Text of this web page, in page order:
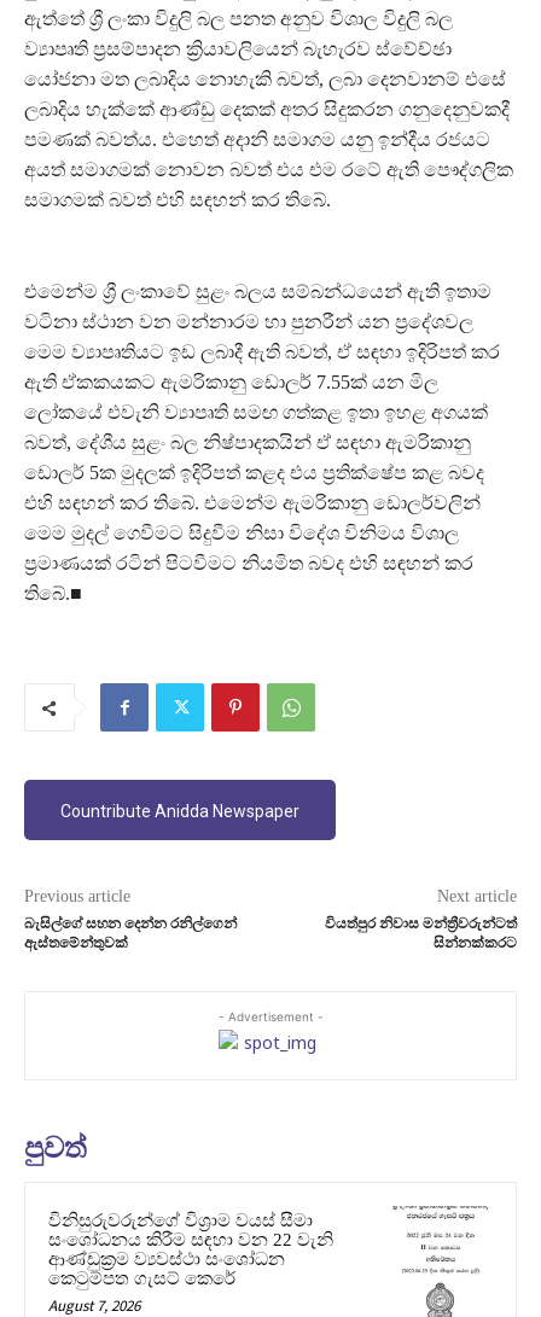
ඇත්තේ ශ්‍රී ලංකා විදුලි බල පනත අනුව විශාල විදුලි බල
ව්‍යාපෘති ප්‍රසම්පාදන ක්‍රියාවලියෙන් බැහැරව ස්වේච්ඡා
යෝජනා මත ලබාදිය නොහැකි බවත්, ලබා දෙනවානම් එසේ
ලබාදිය හැක්කේ ආණ්ඩු දෙකක් අතර සිදුකරන ගනුදෙනුවකදී
පමණක් බවත්ය. එහෙත් අදානි සමාගම යනු ඉන්දීය රජයට
අයත් සමාගමක් නොවන බවත් එය එම රටේ ඇති පෞද්ගලික
සමාගමක් බවත් එහි සඳහන් කර තිබේ.
එමෙන්ම ශ්‍රී ලංකාවේ සුළං බලය සම්බන්ධයෙන් ඇති ඉතාම
වටිනා ස්ථාන වන මන්නාරම හා පුනරීන් යන ප්‍රදේශවල
මෙම ව්‍යාපෘතියට ඉඩ ලබාදී ඇති බවත්, ඒ සඳහා ඉදිරිපත් කර
ඇති ඒකකයකට ඇමරිකානු ඩොලර් 7.55ක් යන මිල
ලෝකයේ එවැනි ව්‍යාපෘති සමඟ ගත්කළ ඉතා ඉහළ අගයක්
බවත්, දේශීය සුළං බල නිෂ්පාදකයින් ඒ සඳහා ඇමරිකානු
ඩොලර් 5ක මුදලක් ඉදිරිපත් කළද එය ප්‍රතික්ෂේප කළ බවද
එහි සඳහන් කර තිබේ. එමෙන්ම ඇමරිකානු ඩොලර්වලින්
මෙම මුදල් ගෙවීමට සිදුවීම නිසා විදේශ විනිමය විශාල
ප්‍රමාණයක් රටින් පිටවීමට නියමිත බවද එහි සඳහන් කර
තිබේ.■
Countribute Anidda Newspaper
Previous article
බැසිල්ගේ සහන දෙන්න රනිල්ගෙන්
ඇස්තමේන්තුවක්
Next article
වියත්පුර නිවාස මන්ත්‍රීවරුන්ටත්
සින්නක්කරට
- Advertisement -
පුවත්
විනිසුරුවරුන්ගේ විශ්‍රාම වයස් සීමා
සංශෝධනය කිරීම සඳහා වන 22 වැනි
ආණ්ඩුක්‍රම ව්‍යවස්ථා සංශෝධන
කෙටුම්පත ගැසට් කෙරේ
August 7, 2026